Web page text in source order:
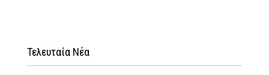
Τελευταία Νέα